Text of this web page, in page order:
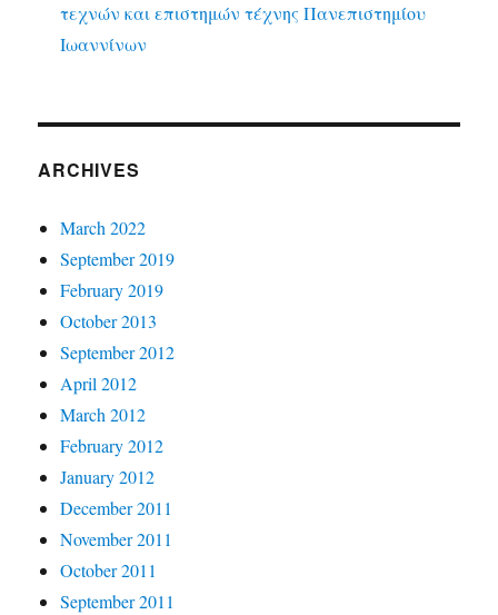
τεχνών και επιστημών τέχνης Πανεπιστημίου
Ιωαννίνων
ARCHIVES
March 2022
September 2019
February 2019
October 2013
September 2012
April 2012
March 2012
February 2012
January 2012
December 2011
November 2011
October 2011
September 2011